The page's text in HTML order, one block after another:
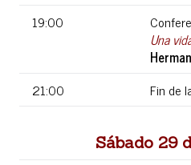
19:00
Una
21:00
Fin de
Sábado 29